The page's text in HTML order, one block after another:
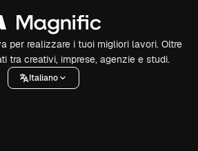
per realizzare i tuoi migliori lavori. Oltre
tra creativi, imprese, agenzie e studi.
Italiano